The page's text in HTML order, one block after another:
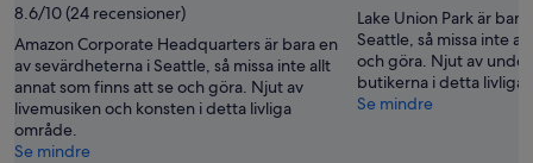
8.6/10 (24 recensioner)
Amazon Corporate Headquarters är bara en
av sevärdheterna i Seattle, så missa inte allt
annat som finns att se och göra. Njut av
livemusiken och konsten i detta livliga
område.
Se mindre
Lake Union Park är
Seattle, så missa inte
och göra. Njut av
butikerna i detta livliga
Se mindre